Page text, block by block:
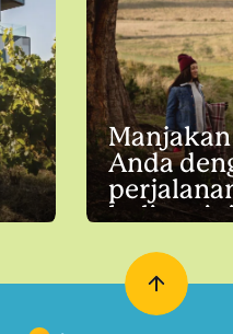
Anda
kuliner